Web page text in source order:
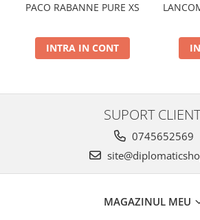
PACO RABANNE PURE XS
INTRA IN CONT
SUPORT
0745652569
MAGAZINUL MEU